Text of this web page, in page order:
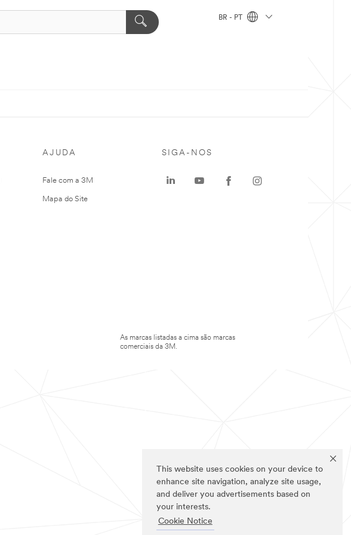
This website uses cookies on your device to
enhance site navigation, analyze site usage,
and deliver you advertisements based on
your interests.
Cookie Notice
BR - PT
AJUDA
Fale com a 3M
Mapa do Site
SIGA-NOS
As marcas listadas a cima são marcas
comerciais da 3M.